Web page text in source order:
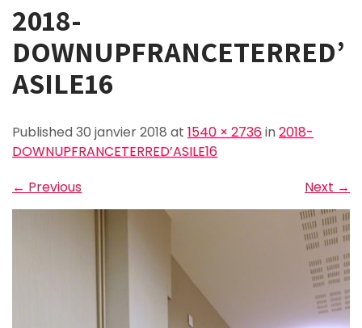
2018-
DOWNUPFRANCETERRED’
ASILE16
Published 30 janvier 2018 at 1540 × 2736in 2018-
DOWNUPFRANCETERRED’ASILE16
← Previous Next →